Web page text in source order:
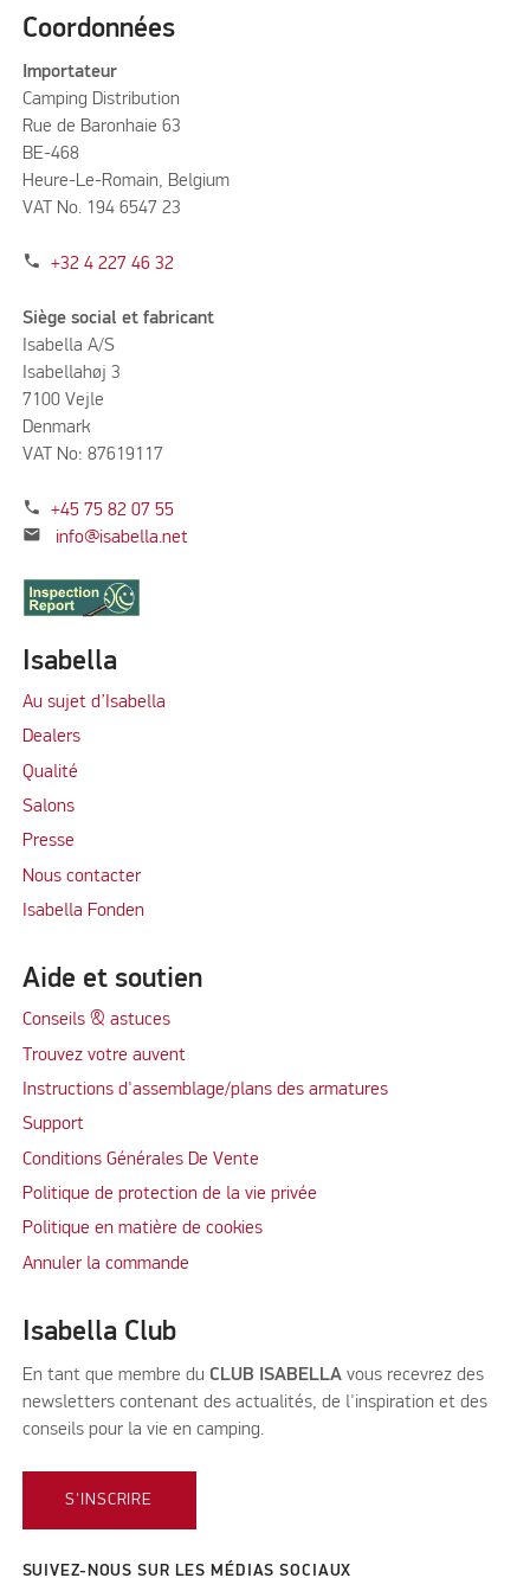
Coordonnées
Importateur
Camping Distribution
Rue de Baronhaie 63
BE-468
Heure-Le-Romain, Belgium
VAT No. 194 6547 23
phone +32 4 227 46 32
Siège social et fabricant
Isabella A/S
Isabellahøj 3
7100 Vejle
Denmark
VAT No: 87619117
phone +45 75 82 07 55
mail info@isabella.net
Isabella
Au sujet d’Isabella
Dealers
Qualité
Salons
Presse
Nous contacter
Isabella Fonden
Aide et soutien
Conseils & astuces
Trouvez votre auvent
Instructions d'assemblage/plans des armatures
Support
Conditions Générales De Vente
Politique de protection de la vie privée
Politique en matière de cookies
Annuler la commande
Isabella Club
En tant que membre du CLUB ISABELLA vous recevrez des
newsletters contenant des actualités, de l'inspiration et des
conseils pour la vie en camping.
S'INSCRIRE
SUIVEZ-NOUS SUR LES MÉDIAS SOCIAUX